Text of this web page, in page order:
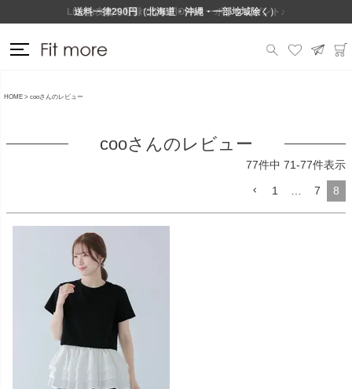
Lineお友だち登録で500円OFFクーポンプレゼント♪
送料一律290円（北海道・沖縄・一部地域除く）
HOME cooさんのレビュー
cooさんのレビュー
77件中 71-77件表示
1 7 8